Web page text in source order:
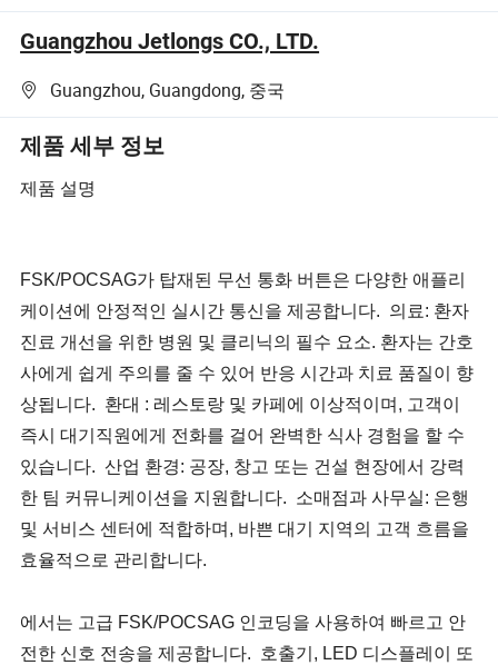
Guangzhou Jetlongs CO., LTD.
Guangzhou, Guangdong, 중국
제품 세부 정보
제품 설명
FSK/POCSAG가 탑재된 무선 통화 버튼은 다양한 애플리
케이션에 안정적인 실시간 통신을 제공합니다. 의료: 환자
진료 개선을 위한 병원 및 클리닉의 필수 요소. 환자는 간호
사에게 쉽게 주의를 줄 수 있어 반응 시간과 치료 품질이 향
상됩니다. 환대 : 레스토랑 및 카페에 이상적이며, 고객이
즉시 대기직원에게 전화를 걸어 완벽한 식사 경험을 할 수
있습니다. 산업 환경: 공장, 창고 또는 건설 현장에서 강력
한 팀 커뮤니케이션을 지원합니다. 소매점과 사무실: 은행
및 서비스 센터에 적합하며, 바쁜 대기 지역의 고객 흐름을
효율적으로 관리합니다.
에서는 고급 FSK/POCSAG 인코딩을 사용하여 빠르고 안
전한 신호 전송을 제공합니다. 호출기, LED 디스플레이 또